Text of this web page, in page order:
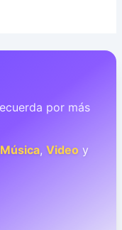
por más
Música, Video y